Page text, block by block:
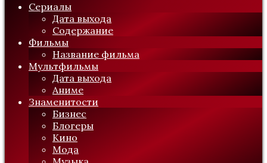
Сериалы
Дата выхода
Содержание
Фильмы
Название фильма
Мультфильмы
Дата выхода
Аниме
Знаменитости
Бизнес
Блогеры
Кино
Мода